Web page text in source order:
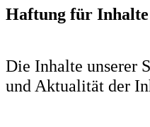
Haftung für Inhalte
Die Inhalte unserer
und Aktualität der